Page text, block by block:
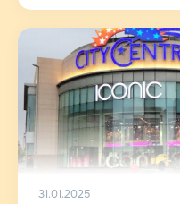
31.01.2025